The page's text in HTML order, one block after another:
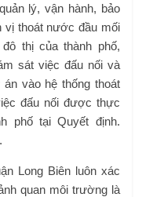
lý, vận hành, bảo
thoát nước đầu mối
thị của thành phố,
sát việc đấu nối và
vào hệ thống thoát
đấu nối được thực
phố tại Quyết định.
Long Biên luôn xác
quan môi trường là